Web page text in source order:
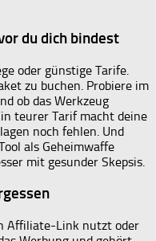
du dich bindest
oder günstige Tarife.
zu buchen. Probiere im
ob das Werkzeug
teurer Tarif macht deine
noch fehlen. Und
als Geheimwaffe
mit gesunder Skepsis.
Affiliate-Link nutzt oder